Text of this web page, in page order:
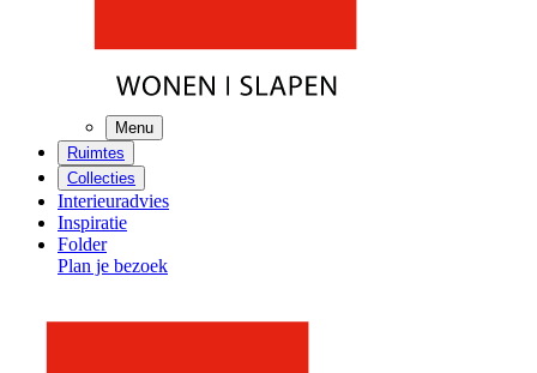
Menu
Ruimtes
Collecties
Interieuradvies
Inspiratie
Folder
Plan je bezoek